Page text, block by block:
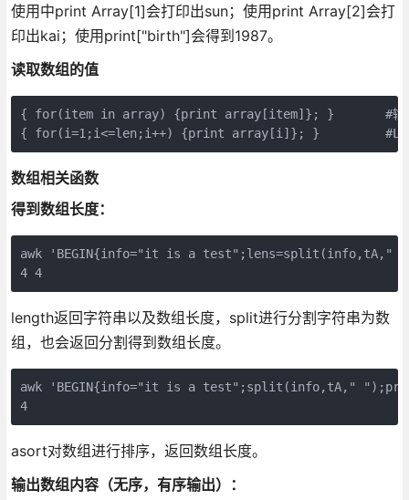
使用中print Array[1]会打印出sun；使用print Array[2]会打
印出kai；使用print["birth"]会得到1987。
读取数组的值
{ for(item in array) {print array[item]}; }       #输出的
{ for(i=1;i<=len;i++) {print array[i]}; }         #Len是
数组相关函数
得到数组长度：
awk 'BEGIN{info="it is a
4 4
length返回字符串以及数组长度，split进行分割字符串为数
组，也会返回分割得到数组长度。
awk 'BEGIN{info="it is a test";split(info,tA,"
4
asort对数组进行排序，返回数组长度。
输出数组内容（无序，有序输出）：